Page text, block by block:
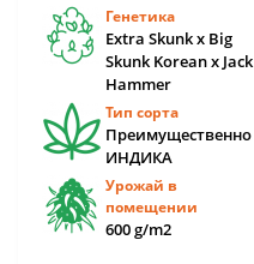
Генетика
Extra Skunk x Big
Skunk Korean x Jack
Hammer
Тип сорта
Преимущественно
ИНДИКА
Урожай в
помещении
600 g/m2